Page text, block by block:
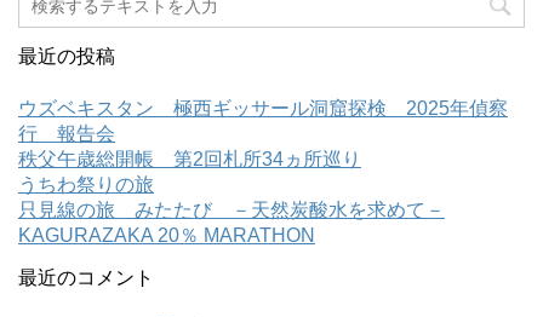
最近の投稿
ウズベキスタン 極西ギッサール洞窟探検 2025年偵察
行 報告会
秩父午歳総開帳 第2回札所34ヵ所巡り
うちわ祭りの旅
只見線の旅 みたたび －天然炭酸水を求めて－
KAGURAZAKA 20％ MARATHON
最近のコメント